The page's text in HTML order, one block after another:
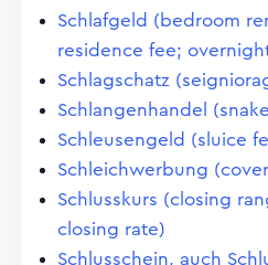
Schlafgeld (bedroom
residence fee;
Schlagschatz
Schlangenhandel
Schleusengeld (sluice
Schleichwerbung
Schlusskurs (closing
closing rate)
Schlusschein, auch